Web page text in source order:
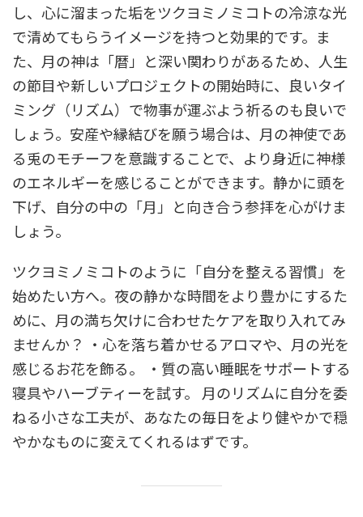
し、心に溜まった垢をツクヨミノミコトの冷涼な光
で清めてもらうイメージを持つと効果的です。ま
た、月の神は「暦」と深い関わりがあるため、人生
の節目や新しいプロジェクトの開始時に、良いタイ
ミング（リズム）で物事が運ぶよう祈るのも良いで
しょう。安産や縁結びを願う場合は、月の神使であ
る兎のモチーフを意識することで、より身近に神様
のエネルギーを感じることができます。静かに頭を
下げ、自分の中の「月」と向き合う参拝を心がけま
しょう。
ツクヨミノミコトのように「自分を整える習慣」を
始めたい方へ。夜の静かな時間をより豊かにするた
めに、月の満ち欠けに合わせたケアを取り入れてみ
ませんか？ ・心を落ち着かせるアロマや、月の光を
感じるお花を飾る。 ・質の高い睡眠をサポートする
寝具やハーブティーを試す。 月のリズムに自分を委
ねる小さな工夫が、あなたの毎日をより健やかで穏
やかなものに変えてくれるはずです。